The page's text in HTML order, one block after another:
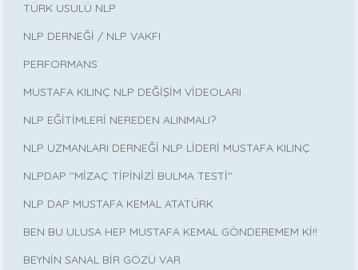
TÜRK USULÜ NLP
NLP DERNEĞİ / NLP VAKFI
PERFORMANS
MUSTAFA KILINÇ NLP DEĞİŞİM VİDEOLARI
NLP EĞİTİMLERİ NEREDEN ALINMALI?
NLP UZMANLARI DERNEĞİ NLP LİDERİ MUSTAFA KILINÇ
NLPDAP ''MİZAÇ TİPİNİZİ BULMA TESTİ''
NLP DAP MUSTAFA KEMAL ATATÜRK
BEN BU ULUSA HEP MUSTAFA KEMAL GÖNDEREMEM Kİ!!
BEYNİN SANAL BİR GÖZÜ VAR